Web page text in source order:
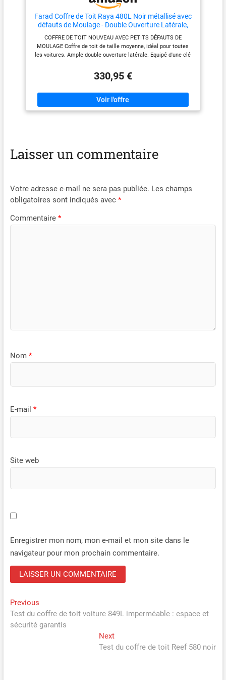
Farad Coffre de Toit Raya 480L Noir métallisé avec
défauts de Moulage - Double Ouverture Latérale,
Homologation TÜV-GS, Garantie 5 Ans, Serrure
centralisée avec clés de sécurité
COFFRE DE TOIT NOUVEAU AVEC PETITS DÉFAUTS DE
MOULAGE Coffre de toit de taille moyenne, idéal pour toutes
les voitures. Ample double ouverture latérale. Equipé d'une clé
côté. Approuvé par TÜV-GS et City-Crash. Garantie 5 ans. Farad
Quick Fix inclus. Les coffres de toit Farad s'adaptent à toutes
330,95 €
Laisser un commentaire
Votre adresse e-mail ne sera pas publiée. Les champs
obligatoires sont indiqués avec *
Commentaire *
Nom *
E-mail *
Site web
Enregistrer mon nom, mon e-mail et mon site dans le
navigateur pour mon prochain commentaire.
Navigation
de
l’article
PreviousPrevious
post:
Test du coffre de toit voiture 849L imperméable : espace et
sécurité garantis
NextNext
post:
Test du coffre de toit Reef 580 noir